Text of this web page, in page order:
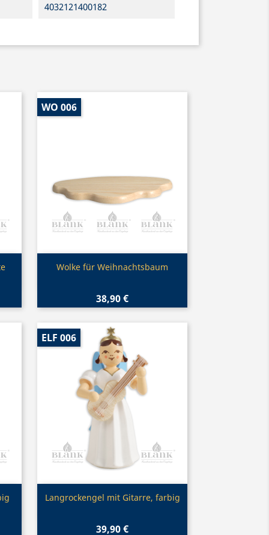
4032121400182
Vorschau
Wolke für Weihnachtsbaum
38,90 €
WO 006
Vorschau
Langrockengel mit Gitarre, farbig
39,90 €
ELF 006